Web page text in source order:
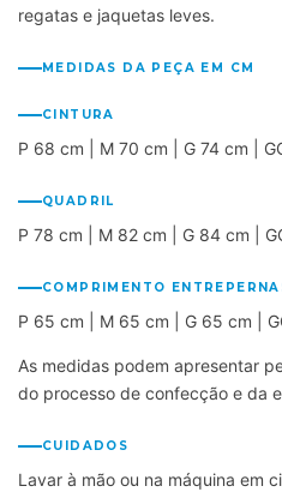
regatas e jaquetas leves.
MEDIDAS DA PEÇA EM CM
CINTURA
P 68 cm | M 70 cm | G 74 cm |
QUADRIL
P 78 cm | M 82 cm | G 84 cm |
COMPRIMENTO
P 65 cm | M 65 cm | G 65 cm |
As medidas podem apresentar
do processo de confecção e da
CUIDADOS
Lavar à mão ou na máquina em